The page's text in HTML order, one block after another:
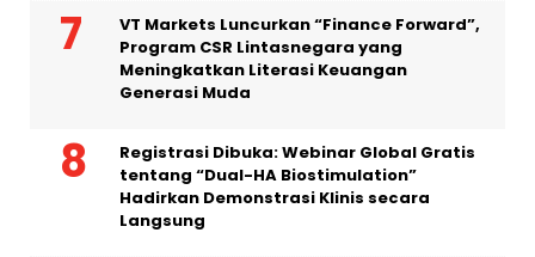
VT Markets Luncurkan “Finance Forward”,
Program CSR Lintasnegara yang
Meningkatkan Literasi Keuangan
Generasi Muda
Registrasi Dibuka: Webinar Global Gratis
tentang “Dual-HA Biostimulation”
Hadirkan Demonstrasi Klinis secara
Langsung